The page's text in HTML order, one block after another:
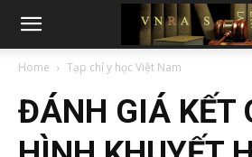
Home Tạp chí y học Việt Nam
ĐÁNH GIÁ KẾT